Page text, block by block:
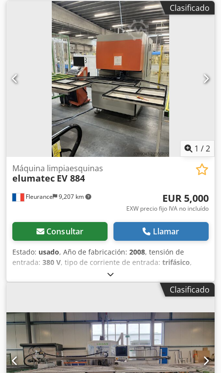
Clasificado
1 /2
Fleurance 9,207 km
Máquina limpiaesquinas
elumatec EV 884
EUR 5,000
EXW precio fijo IVA no incluído
Consultar Llamar
Estado: usado, Año de fabricación: 2008, tensión de
entrada: 380 V, tipo de corriente de entrada: trifásico,
, Ofrecemos esta máquina de
segunda mano para el limpieza de cantos Elumatec EV
884, fabricada en 2008. Tipo: EV 884 Número de serie:
Número de fases: 3 Intensidad nominal: 8 A Fecha de
fabricación: 28.11.2008 Si tiene alguna pregunta o necesita
más información, no dude en enviarnos un mensaje o
llamarnos. Dcedpfx Ajzk Eahegkek
Clasificado